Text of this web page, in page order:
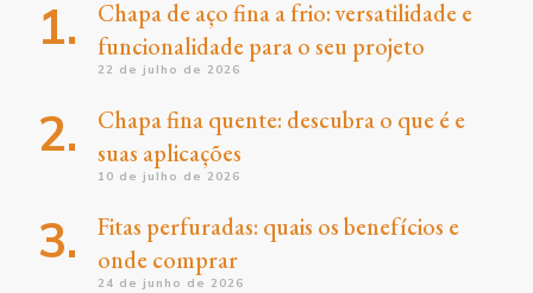
Chapa de aço fina a frio: versatilidade e
funcionalidade para o seu projeto
22 de julho de 2026
Chapa fina quente: descubra o que é e
suas aplicações
10 de julho de 2026
Fitas perfuradas: quais os benefícios e
onde comprar
24 de junho de 2026